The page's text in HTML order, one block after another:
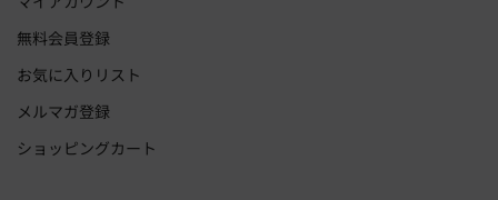
無料会員登録
お気に入りリスト
メルマガ登録
ショッピングカート